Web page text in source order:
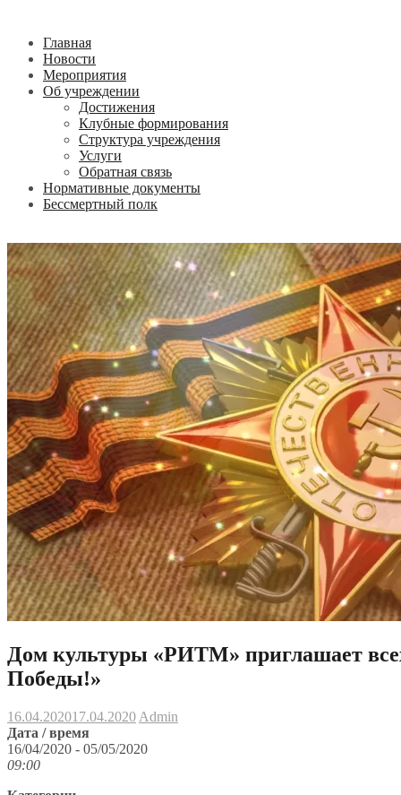
Главная
Новости
Мероприятия
Об учреждении
Достижения
Клубные формирования
Структура учреждения
Услуги
Обратная связь
Нормативные документы
Бессмертный полк
Дом культуры «РИТМ» приглашает
Победы!»
16.04.202017.04.2020 Admin
Дата / время
16/04/2020 - 05/05/2020
09:00